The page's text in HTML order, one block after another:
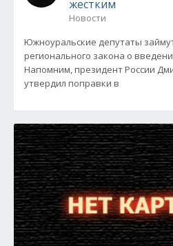
жестким
Новости
Южноуральские депутаты
регионального закона о
Напомним, президент России
утвердил поправки в